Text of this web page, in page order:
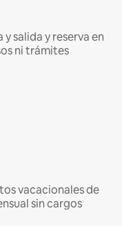
salida y reserva en
ni trámites
vacacionales de
sin cargos